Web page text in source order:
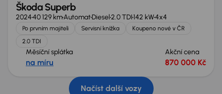
Škoda Superb
202440 129 kmAutomatDiesel2.0 TDI142 kW4x4
Po prvním majiteli Servisní knížka
Koupeno nové v ČR
2.0 TDI
Měsíční splátka
na míru
Akční cena
870 000 Kč
Načíst další vozy